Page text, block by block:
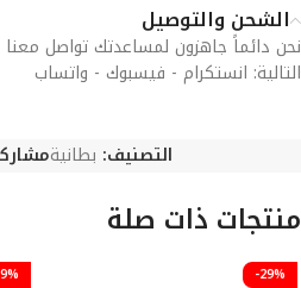
الشحن والتوصيل
نحن دائماً جاهزون لمساعدتك تواصل
التالية: انستكرام - فيسبوك - واتساب
التصنيف: بطانية
منتجات ذات صلة
-29%